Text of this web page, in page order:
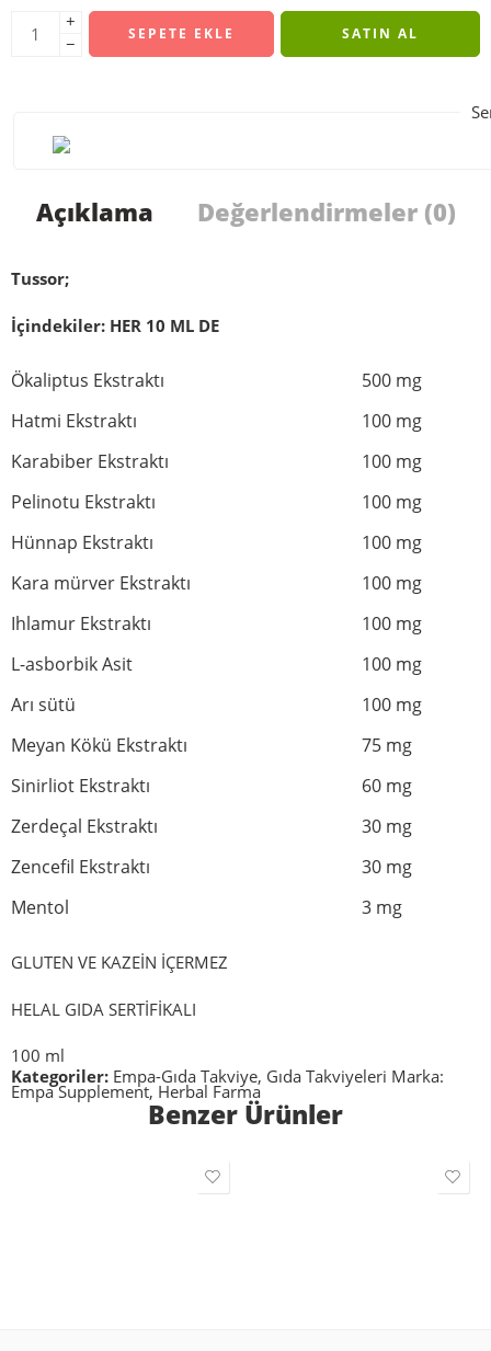
+
−
SEPETE EKLE SATIN AL
Açıklama Değerlendirmeler (0)
Tussor;
İçindekiler: HER 10 ML DE
Ökaliptus Ekstraktı
500 mg
Hatmi Ekstraktı
100 mg
Karabiber Ekstraktı
100 mg
Pelinotu Ekstraktı
100 mg
Hünnap Ekstraktı
100 mg
Kara mürver Ekstraktı
100 mg
Ihlamur Ekstraktı
100 mg
L-asborbik Asit
100 mg
Arı sütü
100 mg
Meyan Kökü Ekstraktı
75 mg
Sinirliot Ekstraktı
60 mg
Zerdeçal Ekstraktı
30 mg
Zencefil Ekstraktı
30 mg
Mentol
3 mg
GLUTEN VE KAZEİN İÇERMEZ
HELAL GIDA SERTİFİKALI
100 ml
Kategoriler: Empa-Gıda Takviye, Gıda Takviyeleri Marka:
Empa Supplement, Herbal Farma
Benzer Ürünler